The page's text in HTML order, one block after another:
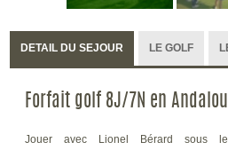
DETAIL DU SEJOUR LE GOLF
Forfait golf 8J/7N en
Jouer avec Lionel Bérard sous